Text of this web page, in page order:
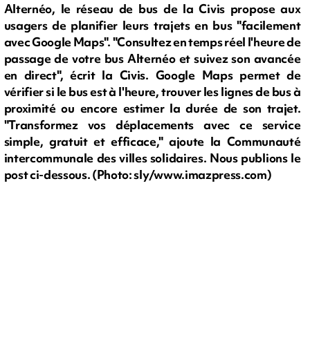
Alternéo, le réseau de bus de la Civis propose aux
usagers de planifier leurs trajets en bus "facilement
avec Google Maps". "Consultez en temps réel l'heure de
passage de votre bus Alternéo et suivez son avancée
en direct", écrit la Civis. Google Maps permet de
vérifier si le bus est à l'heure, trouver les lignes de bus à
proximité ou encore estimer la durée de son trajet.
"Transformez vos déplacements avec ce service
simple, gratuit et efficace," ajoute la Communauté
intercommunale des villes solidaires. Nous publions le
post ci-dessous. (Photo: sly/www.imazpress.com)